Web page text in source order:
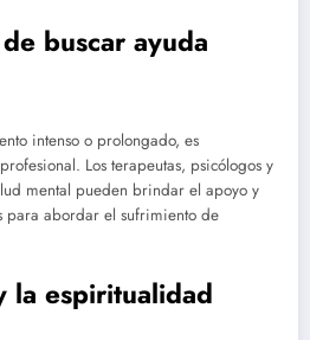
buscar ayuda
intenso o prolongado, es
Los terapeutas, psicólogos y
mental pueden brindar el apoyo y
para abordar el sufrimiento de
la espiritualidad